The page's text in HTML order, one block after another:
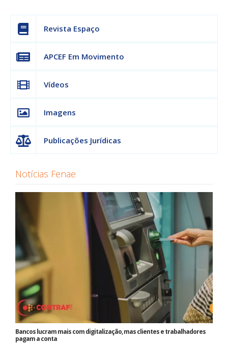
Revista Espaço
APCEF Em Movimento
Vídeos
Imagens
Publicações Jurídicas
Notícias Fenae
Bancos lucram mais com digitalização, mas clientes e trabalhadores
pagam a conta